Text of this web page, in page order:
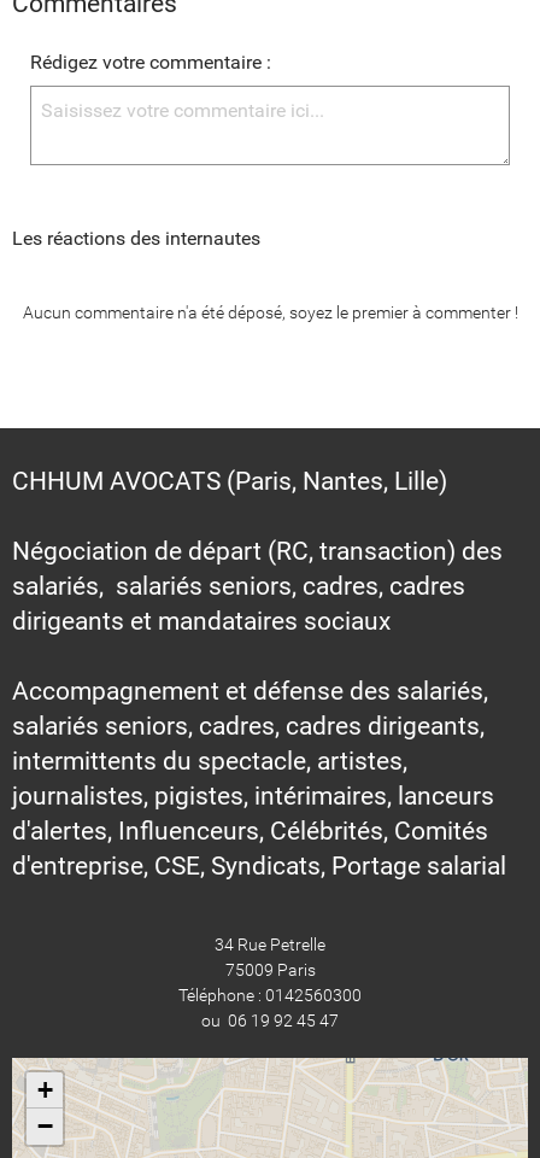
Rédigez votre commentaire :
Les réactions des internautes
Aucun commentaire n'a été déposé, soyez le premier à commenter !
CHHUM AVOCATS (Paris, Nantes, Lille)
Négociation de départ (RC, transaction) des
salariés, salariés seniors, cadres, cadres
dirigeants et mandataires sociaux
Accompagnement et défense des salariés,
salariés seniors, cadres, cadres dirigeants,
intermittents du spectacle, artistes,
journalistes, pigistes, intérimaires, lanceurs
d'alertes, Influenceurs, Célébrités, Comités
d'entreprise, CSE, Syndicats, Portage salarial
34 Rue Petrelle
75009 Paris
Téléphone : 0142560300
ou 06 19 92 45 47
+
−